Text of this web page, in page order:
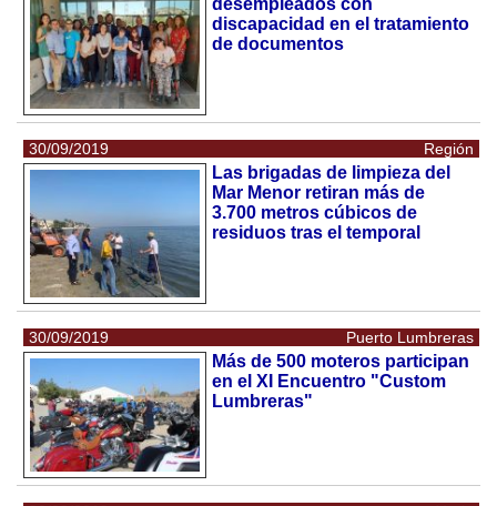
desempleados con
discapacidad en el tratamiento
de documentos
30/09/2019 Región
Las brigadas de limpieza del
Mar Menor retiran más de
3.700 metros cúbicos de
residuos tras el temporal
30/09/2019 Puerto Lumbreras
Más de 500 moteros participan
en el XI Encuentro "Custom
Lumbreras"